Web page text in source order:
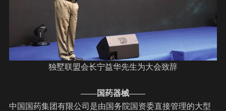
独墅联盟会长宁益华先生为大会致辞
——国药器械——
中国国药集团有限公司是由国务院国资委直接管理的大型